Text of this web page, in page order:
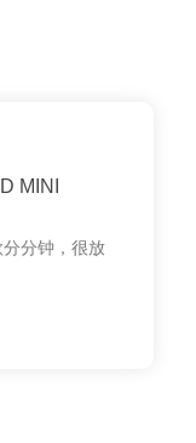
MINI
分钟，很放